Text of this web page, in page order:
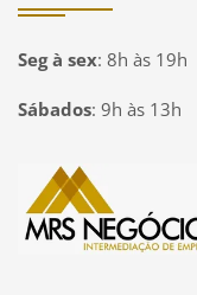
Seg à sex: 8h às 19h
Sábados: 9h às 13h
Página inicial